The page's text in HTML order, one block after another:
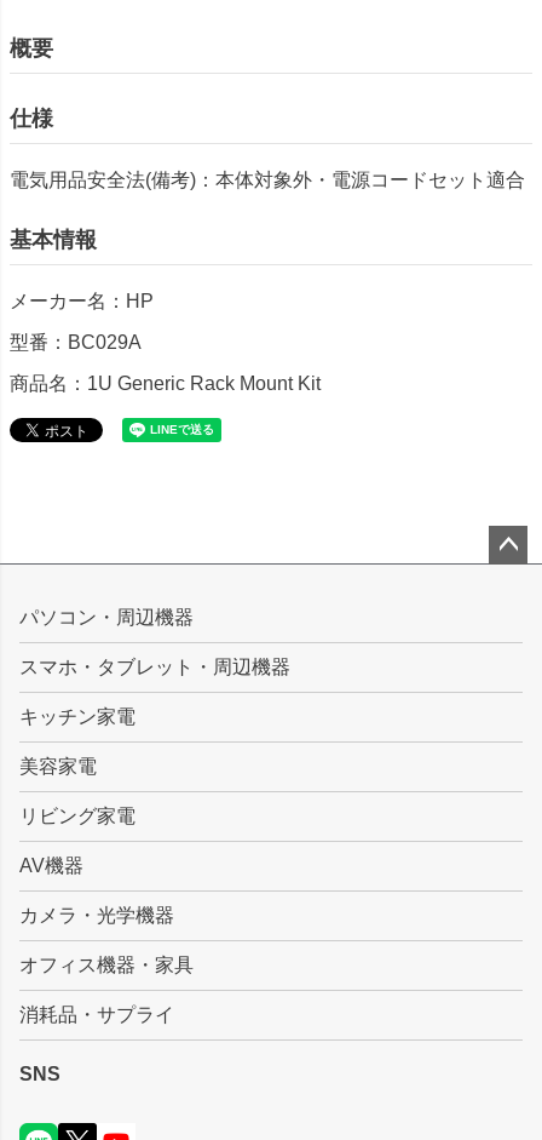
概要
仕様
電気用品安全法(備考)：本体対象外・電源コードセット適合
基本情報
メーカー名：HP
型番：BC029A
商品名：1U Generic Rack Mount Kit
ップ
パソコン・周辺機器
スマホ・タブレット・周辺機器
キッチン家電
美容家電
リビング家電
AV機器
カメラ・光学機器
オフィス機器・家具
消耗品・サプライ
SNS